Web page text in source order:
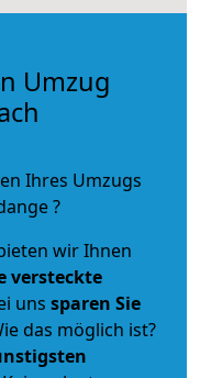
Umzug
Ihres Umzugs
?
wir Ihnen
versteckte
uns sparen Sie
das möglich ist?